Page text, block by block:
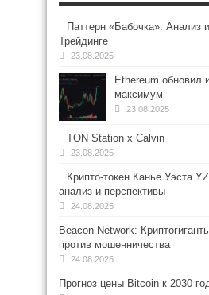
Паттерн «Бабочка»: Анализ
Трейдинге
23.08.2025
Ethereum обновил
максимум
23.08.2025
TON Station x Calvin
23.08.2025
Крипто-токен Канье Уэста
анализ и перспективы
24.08.2025
Beacon Network:
против мошенничества
24.08.2025
Прогноз цены Bitcoin к 2030